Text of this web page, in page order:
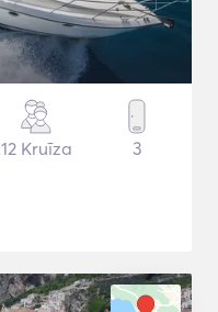
12 Kruīza 3